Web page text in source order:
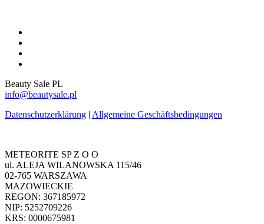
Beauty Sale PL
info@beautysale.pl
Datenschutzerklärung | Allgemeine Geschäftsbedingungen
METEORITE SP Z O O
ul. ALEJA WILANOWSKA 115/46
02-765 WARSZAWA
MAZOWIECKIE
REGON: 367185972
NIP: 5252709226
KRS: 0000675981